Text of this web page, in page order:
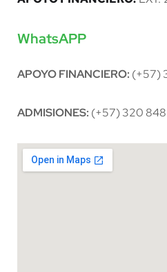
WhatsAPP
APOYO FINANCIERO: (+57)
ADMISIONES: (+57) 320